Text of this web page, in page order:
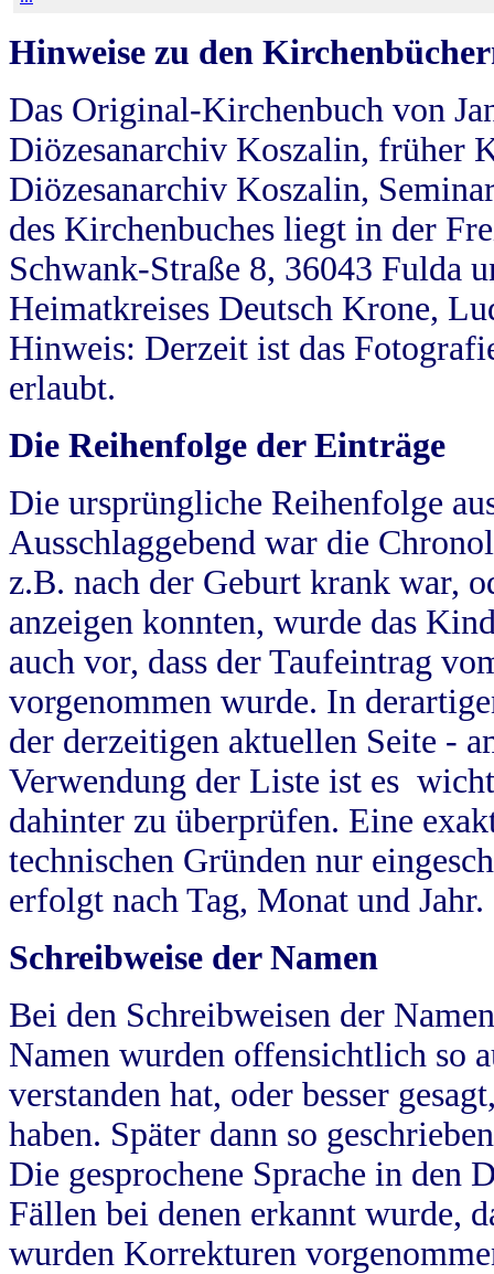
Hinweise zu den
Das Original-Kirchenbuch von
Diözesanarchiv Koszalin, früher
Diözesanarchiv Koszalin,
des Kirchenbuches liegt in der
Schwank-Straße 8, 36043 Fulda
Heimatkreises Deutsch Krone,
Hinweis: Derzeit ist das
erlaubt.
Die Reihenfolge der Einträge
Die ursprüngliche Reihenfolge
Ausschlaggebend war die
z.B. nach der Geburt krank war,
anzeigen konnten, wurde das
auch vor, dass der Taufeintrag
vorgenommen wurde. In
der derzeitigen aktuellen Seite -
Verwendung der Liste ist es
dahinter zu überprüfen. Eine
technischen Gründen nur
erfolgt nach Tag, Monat und Jahr.
Schreibweise der Namen
Bei den Schreibweisen der
Namen wurden offensichtlich so
verstanden hat, oder besser
haben. Später dann so
Die gesprochene Sprache in
Fällen bei denen erkannt wurde,
wurden Korrekturen